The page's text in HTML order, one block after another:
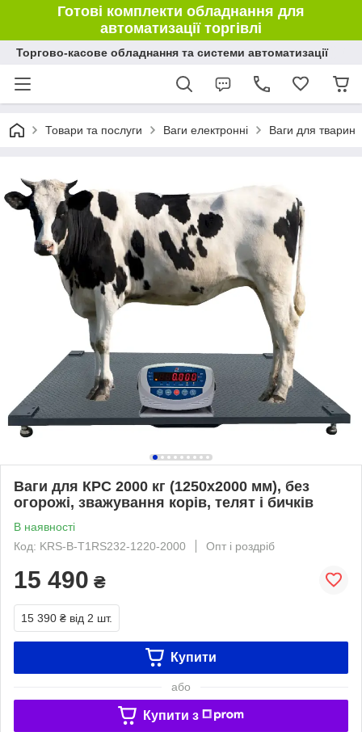
Готові комплекти обладнання для
автоматизації торгівлі
Торгово-касове обладнання та системи автоматизації
Товари та послуги Ваги електронні Ваги для тварин
Ваги для КРС 2000 кг (1250x2000 мм), без
огорожі, зважування корів, телят і бичків
В наявності
Код: KRS-B-Т1RS232-1220-2000
Опт і роздріб
15 490 ₴
15 390 ₴ від 2 шт.
Купити
або
Купити з